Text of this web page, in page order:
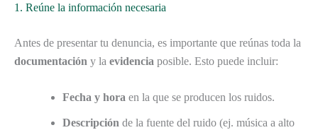
1. Reúne la información necesaria
Antes de presentar tu denuncia, es importante que reúnas toda la
documentación y la evidencia posible. Esto puede incluir:
Fecha y hora en la que se producen los ruidos.
Descripción de la fuente del ruido (ej. música a alto